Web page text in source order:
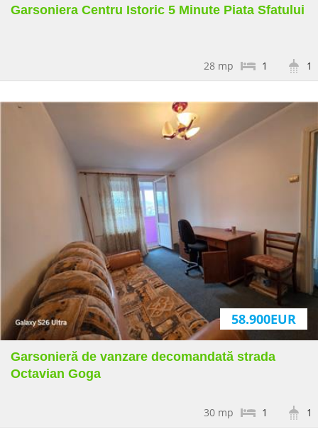
Garsoniera Centru Istoric 5 Minute Piata Sfatului
1
1
28 mp
58.900EUR
Garsonieră de vanzare decomandată strada
Octavian Goga
1
1
30 mp